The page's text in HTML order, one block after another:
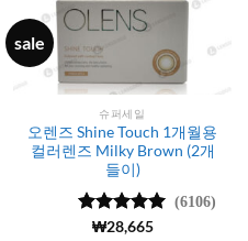
sale
슈퍼세일
오렌즈 Shine Touch 1개월용
컬러렌즈 Milky Brown (2개
들이)
5 중에서
(6106)
₩28,665